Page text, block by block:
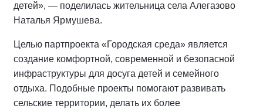
детей», — поделилась жительница села Алегазово
Наталья Ярмушева.
Целью партпроекта «Городская среда» является
создание комфортной, современной и безопасной
инфраструктуры для досуга детей и семейного
отдыха. Подобные проекты помогают развивать
сельские территории, делать их более